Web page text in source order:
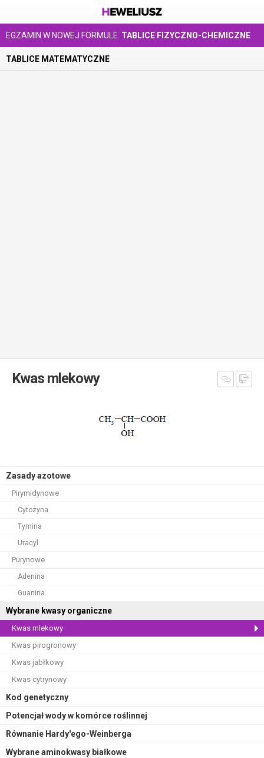
EGZAMIN W NOWEJ FORMULE: TABLICE FIZYCZNO-CHEMICZNE
TABLICE MATEMATYCZNE
Kwas mlekowy
Zasady azotowe
Pirymidynowe
Cytozyna
Tymina
Uracyl
Purynowe
Adenina
Guanina
Wybrane kwasy organiczne
Kwas mlekowy
Kwas pirogronowy
Kwas jabłkowy
Kwas cytrynowy
Kod genetyczny
Potencjał wody w komórce roślinnej
Równanie Hardy'ego-Weinberga
Wybrane aminokwasy białkowe